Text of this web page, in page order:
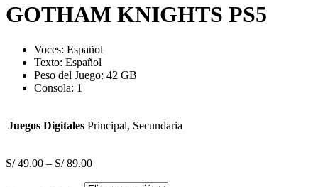
GOTHAM KNIGHTS PS5
Voces: Español
Texto: Español
Peso del Juego: 42 GB
Consola: 1
Juegos Digitales Principal, Secundaria
S/49.00 – S/89.00